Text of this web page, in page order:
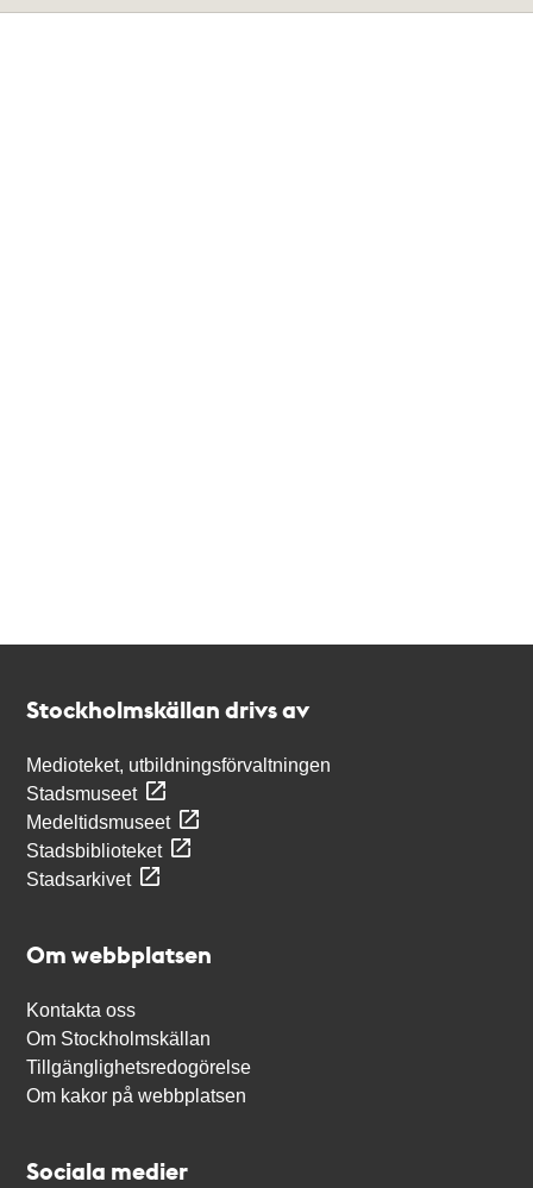
Stockholmskällan drivs av
Medioteket, utbildningsförvaltningen
Stadsmuseet
Medeltidsmuseet
Stadsbiblioteket
Stadsarkivet
Om webbplatsen
Kontakta oss
Om Stockholmskällan
Tillgänglighetsredogörelse
Om kakor på webbplatsen
Sociala medier